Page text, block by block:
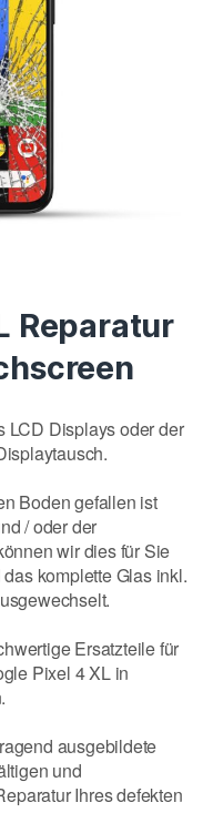
Reparatur
LCD Displays oder der
Boden gefallen ist
/ oder der
wir dies für Sie
komplette Glas inkl.
Ersatzteile für
Pixel 4 XL in
ausgebildete
und
Ihres defekten